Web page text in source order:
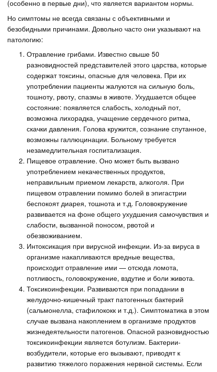
(особенно в первые дни), что является вариантом нормы.
Но симптомы не всегда связаны с объективными и
безобидными причинами. Довольно часто они указывают на
патологию:
Отравление грибами. Известно свыше 50
разновидностей представителей этого царства, которые
содержат токсины, опасные для человека. При их
употреблении пациенты жалуются на сильную боль,
тошноту, рвоту, спазмы в животе. Ухудшается общее
состояние: появляется слабость, холодный пот,
возможна лихорадка, учащение сердечного ритма,
скачки давления. Голова кружится, сознание спутанное,
возможны галлюцинации. Больному требуется
незамедлительная госпитализация.
Пищевое отравление. Оно может быть вызвано
употреблением некачественных продуктов,
неправильным приемом лекарств, алкоголя. При
пищевом отравлении помимо болей в эпигастрии
беспокоят диарея, тошнота и т.д. Головокружение
развивается на фоне общего ухудшения самочувствия и
слабости, вызванной поносом, рвотой и
обезвоживанием.
Интоксикация при вирусной инфекции. Из-за вируса в
организме накапливаются вредные вещества,
происходит отравление ими — отсюда ломота,
потливость, головокружение, вздутие и боли живота.
Токсикоинфекции. Развиваются при попадании в
желудочно-кишечный тракт патогенных бактерий
(сальмонелла, стафилококк и т.д.). Симптоматика в этом
случае вызвана накоплением в организме продуктов
жизнедеятельности патогенов. Опасной разновидностью
токсикоинфекции является ботулизм. Бактерии-
возбудители, которые его вызывают, приводят к
развитию тяжелого поражения нервной системы. Если